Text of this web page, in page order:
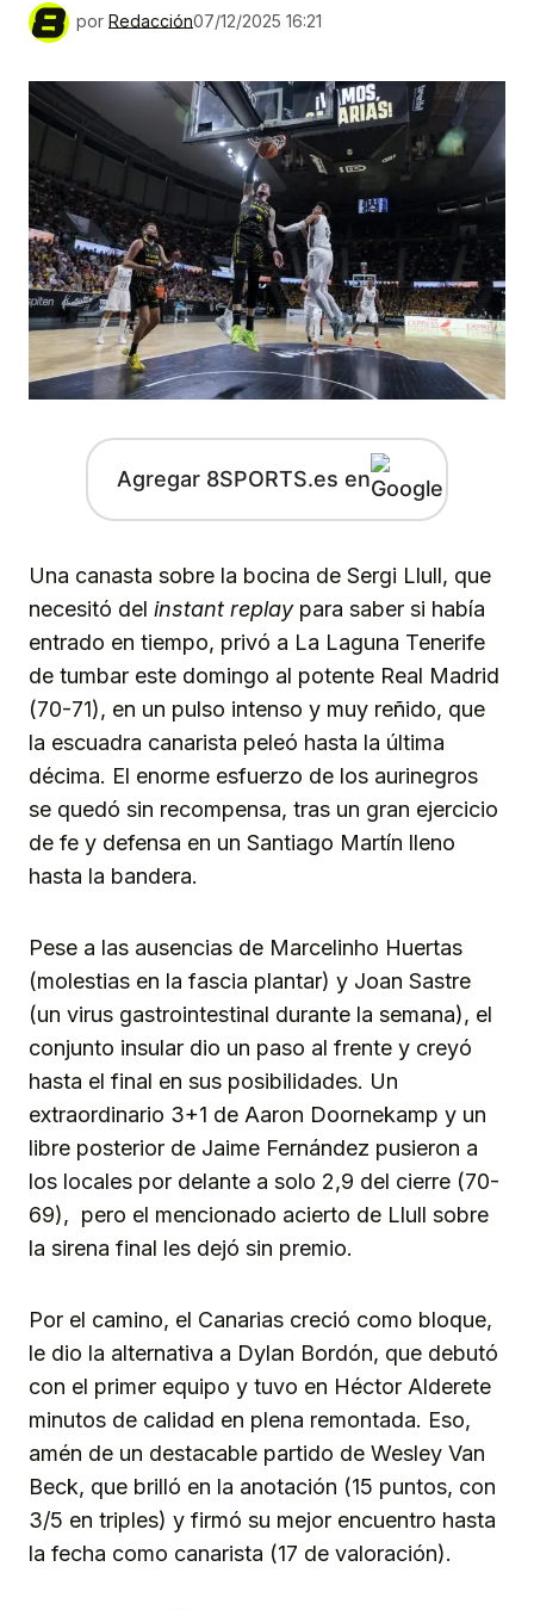
por Redacción07/12/2025 16:21
Agregar 8SPORTS.es en
Una canasta sobre la bocina de Sergi Llull, que
necesitó del instant replay para saber si había
entrado en tiempo, privó a La Laguna Tenerife
de tumbar este domingo al potente Real Madrid
(70-71), en un pulso intenso y muy reñido, que
la escuadra canarista peleó hasta la última
décima. El enorme esfuerzo de los aurinegros
se quedó sin recompensa, tras un gran ejercicio
de fe y defensa en un Santiago Martín lleno
hasta la bandera.
Pese a las ausencias de Marcelinho Huertas
(molestias en la fascia plantar) y Joan Sastre
(un virus gastrointestinal durante la semana), el
conjunto insular dio un paso al frente y creyó
hasta el final en sus posibilidades. Un
extraordinario 3+1 de Aaron Doornekamp y un
libre posterior de Jaime Fernández pusieron a
los locales por delante a solo 2,9 del cierre (70-
69), pero el mencionado acierto de Llull sobre
la sirena final les dejó sin premio.
Por el camino, el Canarias creció como bloque,
le dio la alternativa a Dylan Bordón, que debutó
con el primer equipo y tuvo en Héctor Alderete
minutos de calidad en plena remontada. Eso,
amén de un destacable partido de Wesley Van
Beck, que brilló en la anotación (15 puntos, con
3/5 en triples) y firmó su mejor encuentro hasta
la fecha como canarista (17 de valoración).